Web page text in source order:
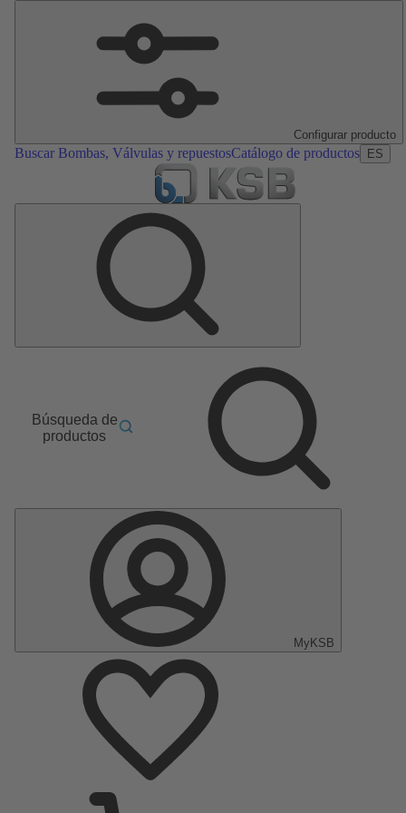
Configurar producto
Buscar Bombas, Válvulas y repuestosCatálogo de productos ES
Búsqueda de
productos
MyKSB